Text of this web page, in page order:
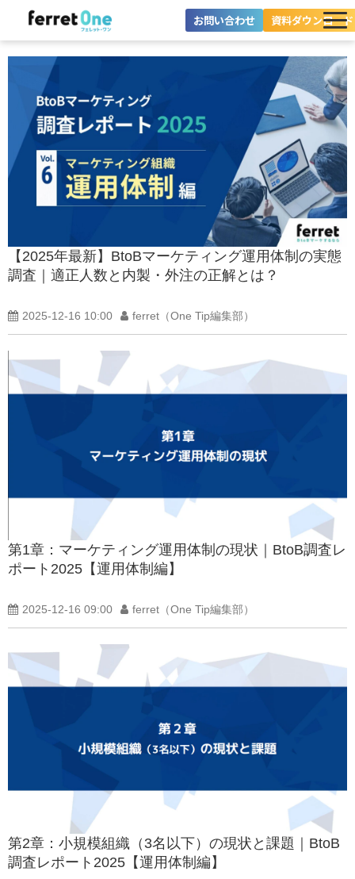
お問い合わせ 資料ダウンロード
ferret Oneとは？
目的別に探す
導入事例
セミナー
お役立ち情報
【2025年最新】BtoBマーケティング運用体制の実態
調査｜適正人数と内製・外注の正解とは？
2025-12-16 10:00 ferret（One Tip編集部）
第1章：マーケティング運用体制の現状｜BtoB調査レ
ポート2025【運用体制編】
2025-12-16 09:00 ferret（One Tip編集部）
第2章：小規模組織（3名以下）の現状と課題｜BtoB
調査レポート2025【運用体制編】